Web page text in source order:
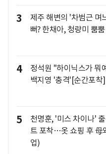
3
제주 해변의 '차범근 며
뻐? 한채아, 청량미 뿜뿜
4
정석원 "하이닉스가 뭐
백지영 '충격'[순간포착]
5
천명훈, '미스 차이나'
트 포착…옷 쇼핑 후 母
업)